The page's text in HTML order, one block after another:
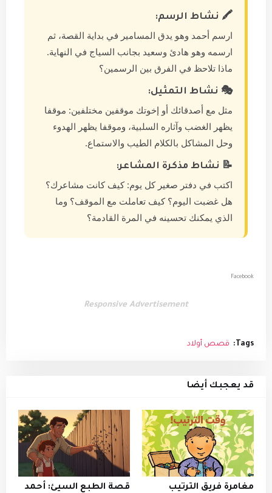
🖍️ نشاط الرسم:
ارسم أحمد وهو يدق المسامير في بداية القصة، ثم
ارسمه وهو هادئ وسعيد بجانب السياج في النهاية.
ماذا تلاحظ في الفرق بين الرسمين؟
🎭 نشاط التمثيل:
مثل مع أصدقائك أو إخوتك موقفين مختلفين: موقفا
يظهر الغضب وآثاره السلبية، وموقفا يظهر الهدوء
وحل المشاكل بالكلام الطيب والاستماع.
📝 نشاط مذكرة المشاعر:
اكتب في دفتر صغير كل يوم: كيف كانت مشاعرك؟
هل غضبت اليوم؟ كيف تعاملت مع الموقف؟ وما
الذي يمكنك تحسينه في المرة القادمة؟
Facebook
Responsive Advertisement
Tags: قصص أولاد
قد يعجبك أيضا
مغامرة فريق الترتيب
قصة الطبع السيئ: أحمد